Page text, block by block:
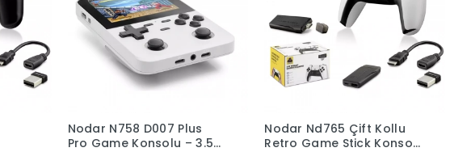
Nodar N758 D007 Plus
Pro Game Konsolu – 3.5"
Nodar Nd765 Çift Kollu
Retro Game Stick Konsol